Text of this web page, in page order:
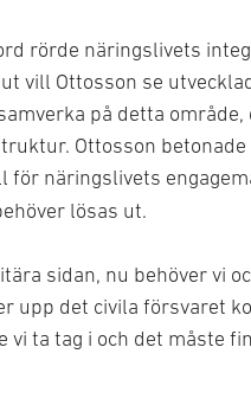
rörde näringslivets
vill Ottosson se
på detta
Ottosson
näringslivets
lösas ut.
sidan, nu behöver vi
upp det civila försvaret
ta tag i och det måste